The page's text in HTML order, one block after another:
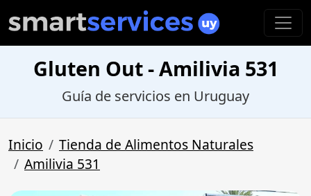
Gluten Out - Amilivia 531
Guía de servicios en Uruguay
Inicio
Tienda de Alimentos Naturales
Amilivia 531